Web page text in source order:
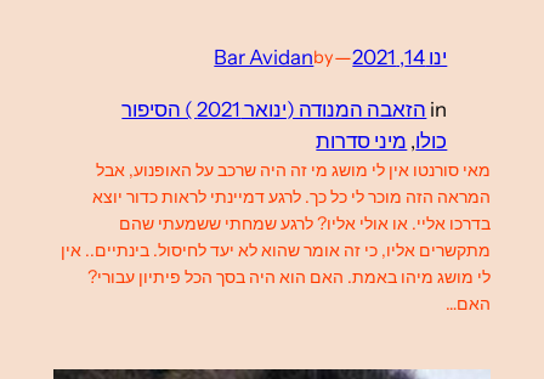
ינו 14, 2021 —
by
Bar Avidan
in
הזאבה המנודה (ינואר 2021 ) הסיפור
כולו, מיני סדרות
מאי סורנטו אין לי מושג מי זה היה שרכב על האופנוע, אבל
המראה הזה מוכר לי כל כך. לרגע דמיינתי לראות כדור יוצא
בדרכו אליי. או אולי אליו? לרגע שמחתי ששמעתי שהם
מתקשרים אליו, כי זה אומר שהוא לא יעד לחיסול. בינתיים.. אין
לי מושג מיהו באמת. האם הוא היה בסך הכל פיתיון עבורי?
האם…